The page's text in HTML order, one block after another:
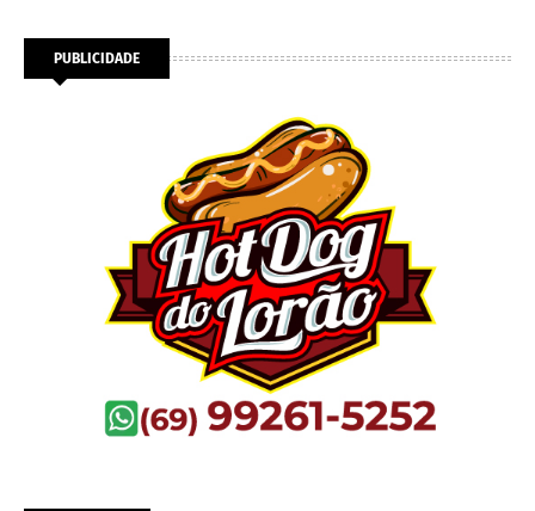
PUBLICIDADE